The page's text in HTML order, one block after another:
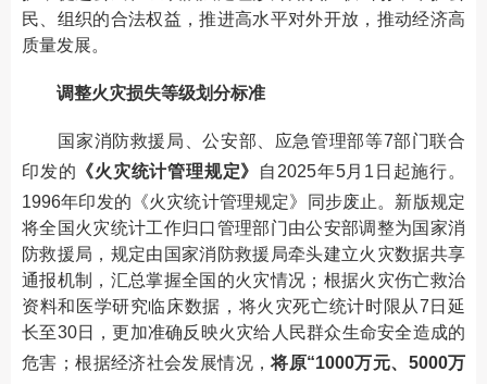
民、组织的合法权益，推进高水平对外开放，推动经济高
质量发展。
调整火灾损失等级划分标准
国家消防救援局、公安部、应急管理部等7部门联合
印发的 《火灾统计管理规定》
自2025年5月1日起施行。
1996年印发的《火灾统计管理规定》同步废止。新版规定
将全国火灾统计工作归口管理部门由公安部调整为国家消
防救援局，规定由国家消防救援局牵头建立火灾数据共享
通报机制，汇总掌握全国的火灾情况；根据火灾伤亡救治
资料和医学研究临床数据，将火灾死亡统计时限从7日延
长至30日，更加准确反映火灾给人民群众生命安全造成的
危害；根据经济社会发展情况，将原“1000万元、5000万